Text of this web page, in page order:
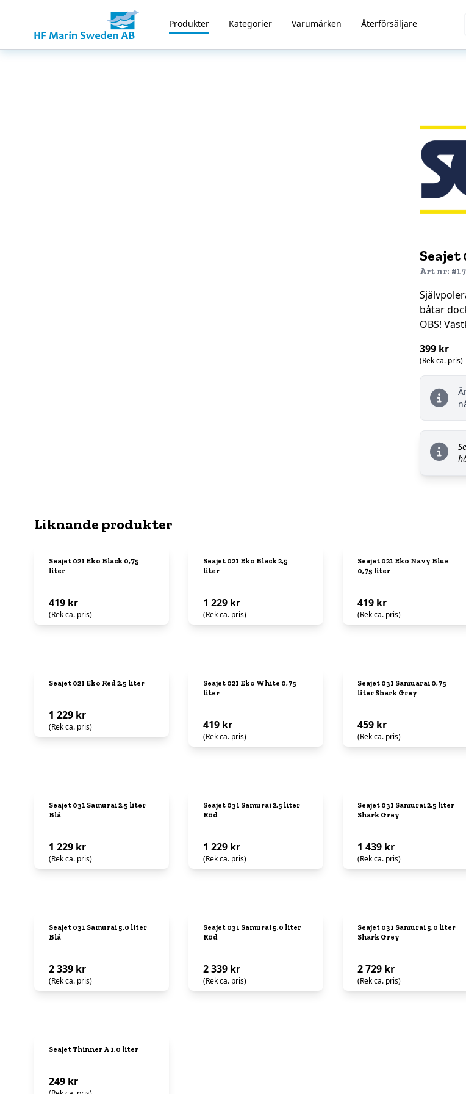
Home
Produkter Kategorier Varumärken Återförsäljare
Seajet
Art nr:
båtar
OBS!
399 kr
(Rek ca. pris)
Liknande produkter
Seajet 021 Eko Black 0,75
liter
419 kr
(Rek ca. pris)
Seajet 021 Eko Black 2,5
liter
1 229 kr
(Rek ca. pris)
Seajet 021 Eko Navy Blue
0,75 liter
419 kr
(Rek ca. pris)
Seajet 021 Eko Red 2,5 liter
1 229 kr
(Rek ca. pris)
Seajet 021 Eko White 0,75
liter
419 kr
(Rek ca. pris)
Seajet 031 Samuarai 0,75
liter Shark Grey
459 kr
(Rek ca. pris)
Seajet 031 Samurai 2,5 liter
Blå
1 229 kr
(Rek ca. pris)
Seajet 031 Samurai 2,5 liter
Röd
1 229 kr
(Rek ca. pris)
Seajet 031 Samurai 2,5 liter
Shark Grey
1 439 kr
(Rek ca. pris)
Seajet 031 Samurai 5,0 liter
Blå
2 339 kr
(Rek ca. pris)
Seajet 031 Samurai 5,0 liter
Röd
2 339 kr
(Rek ca. pris)
Seajet 031 Samurai 5,0 liter
Shark Grey
2 729 kr
(Rek ca. pris)
Seajet Thinner A 1,0 liter
249 kr